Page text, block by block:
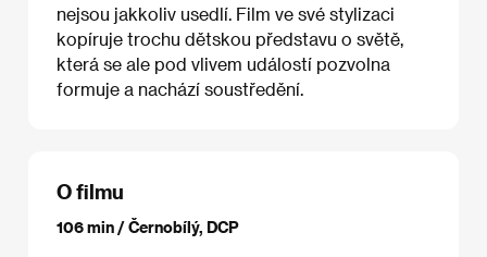
nejsou jakkoliv usedlí. Film ve své stylizaci
kopíruje trochu dětskou představu o světě,
která se ale pod vlivem událostí pozvolna
formuje a nachází soustředění.
O filmu
106 min / Černobílý, DCP